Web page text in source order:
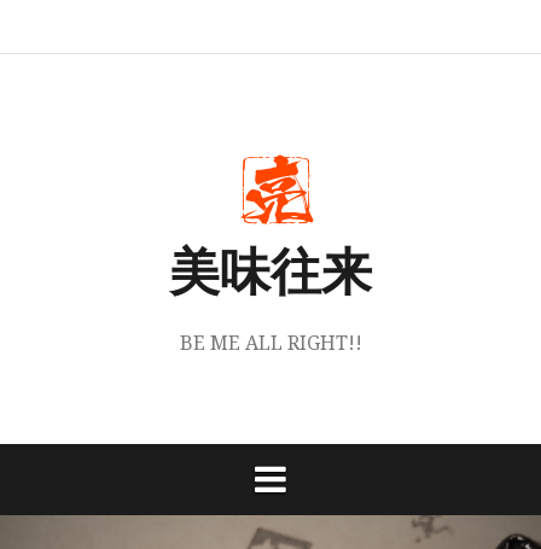
ー 波
に
つ
い
て
買
ら
か
ら
美味往来
BE ME ALL RIGHT!!